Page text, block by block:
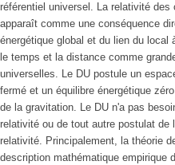
référentiel universel. La relativité des
apparaît comme une conséquence
énergétique global et du lien du local
le temps et la distance comme
universelles. Le DU postule un
fermé et un équilibre énergétique
de la gravitation. Le DU n'a pas
relativité ou de tout autre postulat de
relativité. Principalement, la théorie
description mathématique empirique